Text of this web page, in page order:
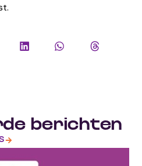
berichten